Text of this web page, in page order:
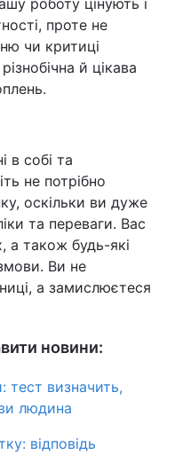
роботу цінують і
проте не
чи критиці
й цікава
в собі та
не потрібно
оскільки ви дуже
та переваги. Вас
а також будь-які
Ви не
а замислюєтеся
новини:
тест визначить,
людина
відповідь